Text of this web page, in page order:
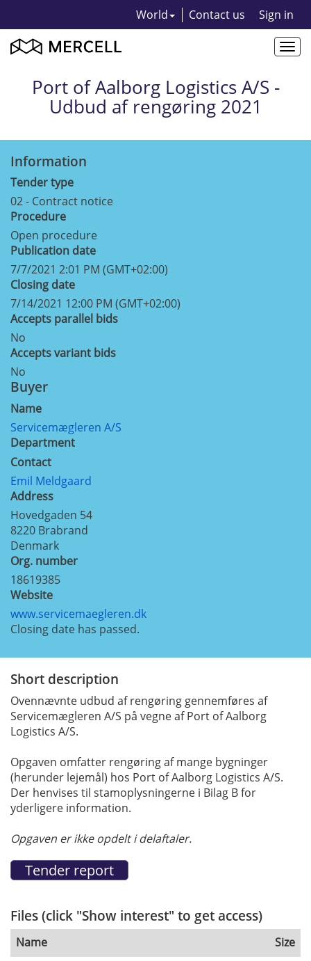
World Contact us Sign in
Port of Aalborg Logistics A/S -
Udbud af rengøring 2021
Information
Tender type
02 - Contract notice
Procedure
Open procedure
Publication date
7/7/2021 2:01 PM (GMT+02:00)
Closing date
7/14/2021 12:00 PM (GMT+02:00)
Accepts parallel bids
No
Accepts variant bids
No
Buyer
Name
Servicemægleren A/S
Department
Contact
Emil Meldgaard
Address
Hovedgaden 54
8220 Brabrand
Denmark
Org. number
18619385
Website
www.servicemaegleren.dk
Closing date has passed.
Short description
Ovennævnte udbud af rengøring gennemføres af
Servicemægleren A/S på vegne af Port of Aalborg
Logistics A/S.
Opgaven omfatter rengøring af mange bygninger
(herunder lejemål) hos Port of Aalborg Logistics A/S.
Der henvises til stamoplysningerne i Bilag B for
yderligere information.
Opgaven er ikke opdelt i delaftaler.
Files (click "Show interest" to get access)
Name
Size